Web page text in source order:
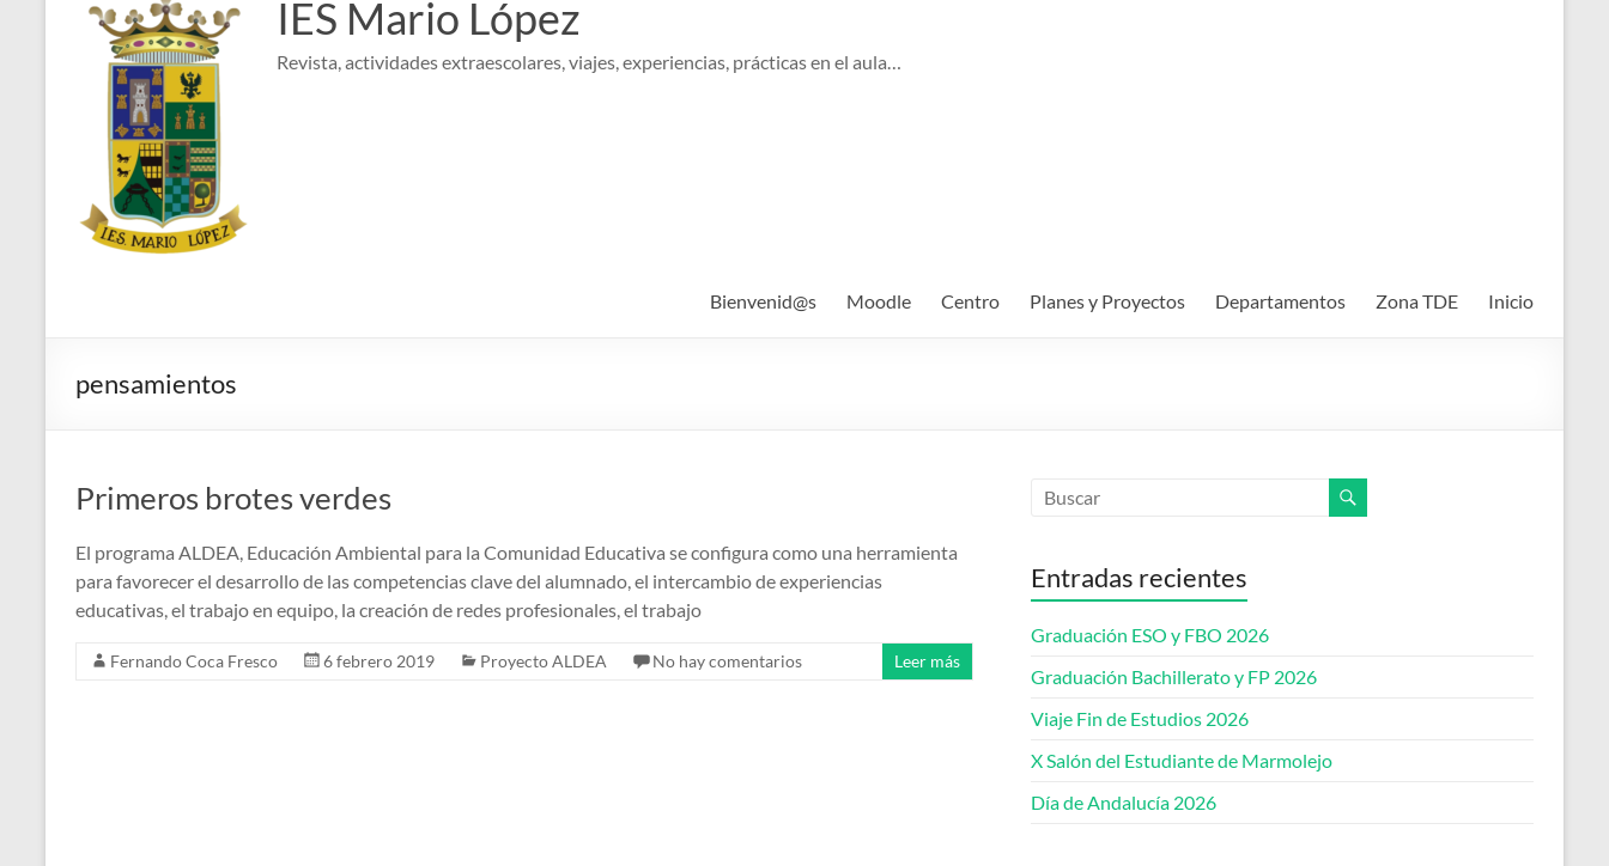
IES Mario López
Revista, actividades extraescolares, viajes, experiencias, prácticas en el aula…
Bienvenid@s Moodle Centro Planes y Proyectos Departamentos Zona TDE Inicio
pensamientos
Primeros brotes verdes
El programa ALDEA, Educación Ambiental para la Comunidad Educativa se configura como una herramienta
para favorecer el desarrollo de las competencias clave del alumnado, el intercambio de experiencias
educativas, el trabajo en equipo, la creación de redes profesionales, el trabajo
Fernando Coca Fresco 6 febrero 2019 Proyecto ALDEA No hay comentarios Leer más
Entradas recientes
Graduación ESO y FBO 2026
Graduación Bachillerato y FP 2026
Viaje Fin de Estudios 2026
X Salón del Estudiante de Marmolejo
Día de Andalucía 2026